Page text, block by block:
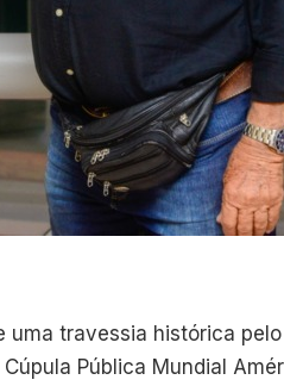
uma travessia histórica
Pública Mundial